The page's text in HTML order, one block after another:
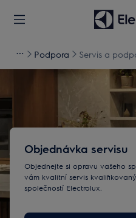
Podpora Servis a
Objednávka servisu
Objednejte si opravu vašeho
vám kvalitní servis
společností Electrolux.